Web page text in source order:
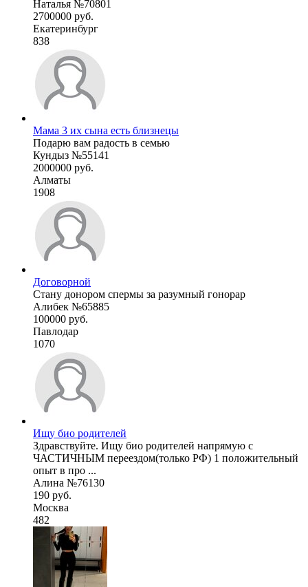
Наталья №70801
2700000 руб.
Екатеринбург
838
Мама 3 их сына есть близнецы
Подарю вам радость в семью
Кундыз №55141
2000000 руб.
Алматы
1908
Договорной
Стану донором спермы за разумный гонорар
Алибек №65885
100000 руб.
Павлодар
1070
Ищу био родителей
Здравствуйте. Ищу био родителей напрямую с
ЧАСТИЧНЫМ переездом(только РФ) 1 положительный
опыт в про ...
Алина №76130
190 руб.
Москва
482